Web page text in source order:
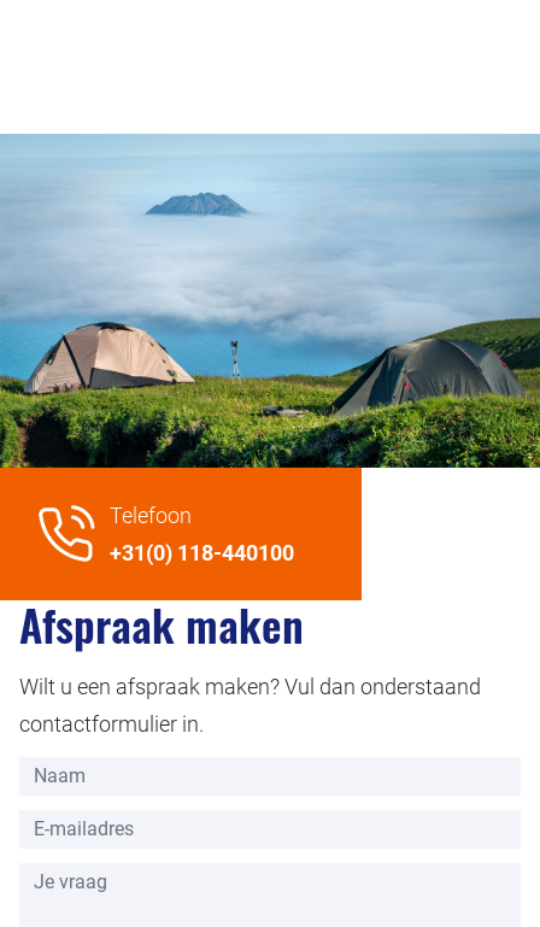
Telefoon
+31(0) 118-440100
Afspraak maken
Wilt u een afspraak maken? Vul dan onderstaand
contactformulier in.